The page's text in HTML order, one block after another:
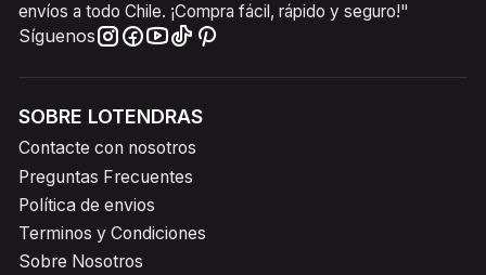
envíos a todo Chile. ¡Compra fácil, rápido y seguro!"
Síguenos
SOBRE LOTENDRAS
Contacte con nosotros
Preguntas Frecuentes
Política de envios
Terminos y Condiciones
Sobre Nosotros